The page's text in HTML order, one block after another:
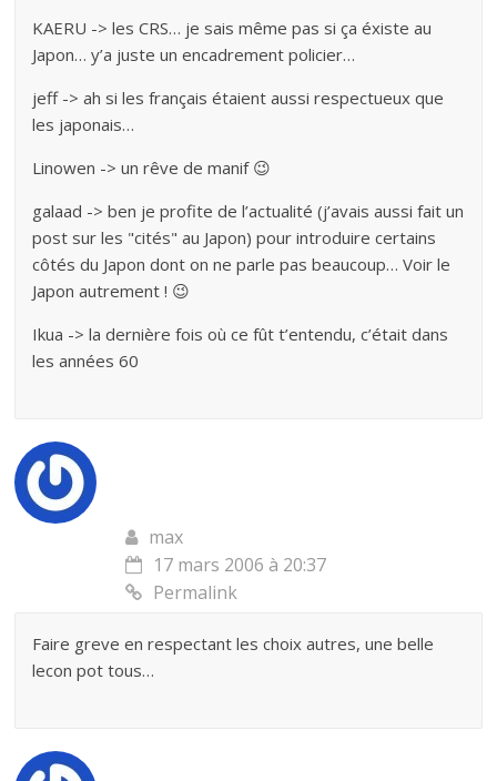
KAERU -> les CRS… je sais même pas si ça éxiste au
Japon… y’a juste un encadrement policier…
jeff -> ah si les français étaient aussi respectueux que
les japonais…
Linowen -> un rêve de manif 😉
galaad -> ben je profite de l’actualité (j’avais aussi fait un
post sur les "cités" au Japon) pour introduire certains
côtés du Japon dont on ne parle pas beaucoup… Voir le
Japon autrement ! 😉
Ikua -> la dernière fois où ce fût t’entendu, c’était dans
les années 60
max
17 mars 2006 à 20:37
Permalink
Faire greve en respectant les choix autres, une belle
lecon pot tous…